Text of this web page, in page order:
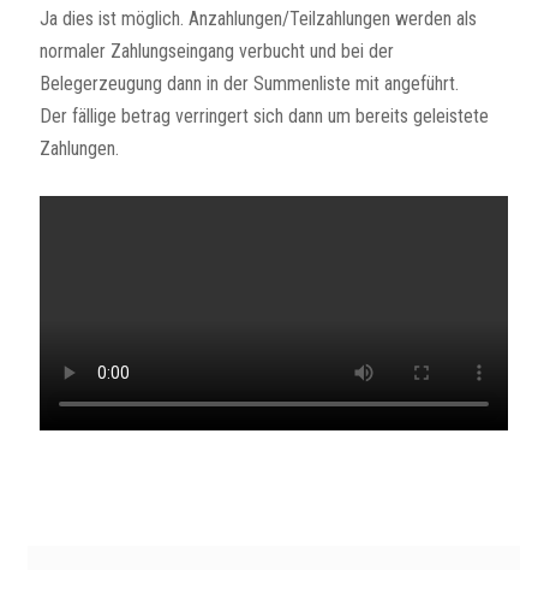
Ja dies ist möglich. Anzahlungen/Teilzahlungen werden als
normaler Zahlungseingang verbucht und bei der
Belegerzeugung dann in der Summenliste mit angeführt.
Der fällige betrag verringert sich dann um bereits geleistete
Zahlungen.